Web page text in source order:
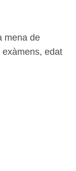
mena de
edat